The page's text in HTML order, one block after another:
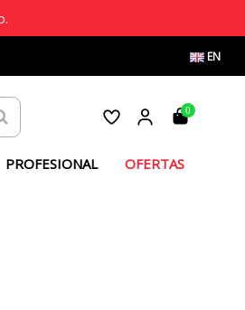
EN
0
PROFESIONAL OFERTAS